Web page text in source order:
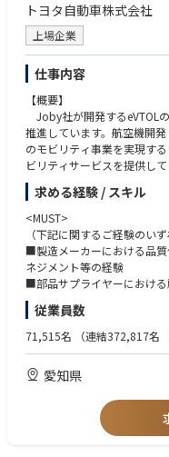
・当プロジェクト室以外に
ームと連携しながら、Joby
・航空事業者など社内外の多
＜ミッション＞
・2019年よりJoby社との
モビリティ実現を目指すプ
・更なる快適な移動と新た
発、生産面から空のモビリテ
・開発～生産、全てにおい
確認・対策しながらより良
当該業務では、業務上、米
とに情報へのアクセス権を
す。
＜やりがい＞
・100年に一度の大変革と言
となく、多様なバックグラ
・またeVTOLという新たな
く変える可能性を秘めてお
ます。
とにより、新たな空のモビ
・法規制や規格の厳しい航
めるだけでなく、多角的な
■英語コミュニケーション能
＜求める人物像＞
■空のモビリティ好き
■空のモビリティの安心・
■既存の価値観に捉われず
意思、常に課題創造型の思
する姿勢、「変えること」
トヨタ自動車株式会社
上場企業
仕事内容
【概要】
Joby社が開発するeVTOL
推進しています。航空機開
のモビリティ事業を実現す
ビリティサービスを提供して
新たに空のモビリティとし
は、多くの人たちの生活を
のeVTOL開発には多くの企
各国の航空当局も航空機や
に本腰を入れています。
今後社会的ニーズが高まる
るために、Joby社との開発
【詳細】
<航空機部品サプライヤー
・Joby社向け航空機部品の
の初動対応/再発防止の推進
ミュニケーション
・顧客監査、JISQ9100認証
求める経験 / スキル
<MUST>
（下記に関するご経験のい
■製造メーカーにおける品
ネジメント等の経験
■部品サプライヤーにおけ
■製造業におけるQMS構築ま
【必須要件】
<WANT＞
■航空機製造事業、航空機
■ISO9001/IATF16949/
従業員数
71,515名 （連結372,817名
愛知県